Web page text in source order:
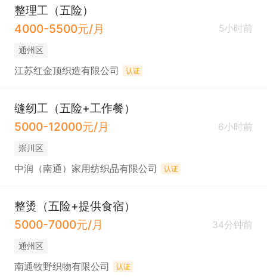
整理工（五险）
4000-5500元/月
5小时前
通州区
江苏红金顶织造有限公司 认证
缝纫工（五险+工作餐）
5000-12000元/月
6小时前
崇川区
中润（南通）家用纺织品有限公司 认证
整烫（五险+提供食宿）
5000-7000元/月
34分钟前
通州区
南通牧野织物有限公司 认证